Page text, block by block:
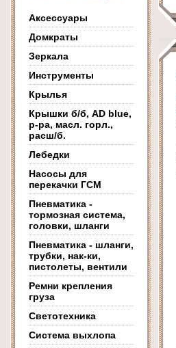
Аксессуары
Домкраты
Зеркала
Инструменты
Крылья
Крышки б/б, AD blue,
р-ра, масл. горл.,
расш/б.
Лебедки
Насосы для
перекачки ГСМ
Пневматика -
тормозная система,
головки, шланги
Пневматика - шланги,
трубки, нак-ки,
пистолеты, вентили
Ремни крепления
груза
Светотехника
Система выхлопа